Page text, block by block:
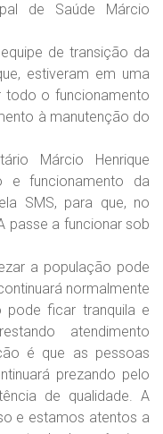
de Saúde Márcio
de transição da
estiveram em uma
todo o funcionamento
à manutenção do
Márcio Henrique
e funcionamento da
SMS, para que, no
passe a funcionar sob
a população pode
normalmente
pode ficar tranquila e
atendimento
é que as pessoas
prezando pelo
de qualidade. A
e estamos atentos a